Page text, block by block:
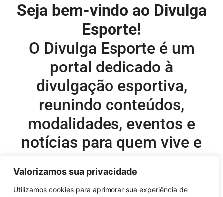
Valorizamos sua privacidade
Utilizamos cookies para aprimorar sua experiência de
Seja bem-vindo ao Divulga
Esporte!
O Divulga Esporte é um
portal dedicado à
divulgação esportiva,
reunindo conteúdos,
modalidades, eventos e
notícias para quem vive e
acompanha o esporte.